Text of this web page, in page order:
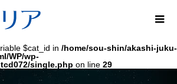
$cat_id in /home/sou-shin/akashi-juku-
WP/wp-
single.php on line 29